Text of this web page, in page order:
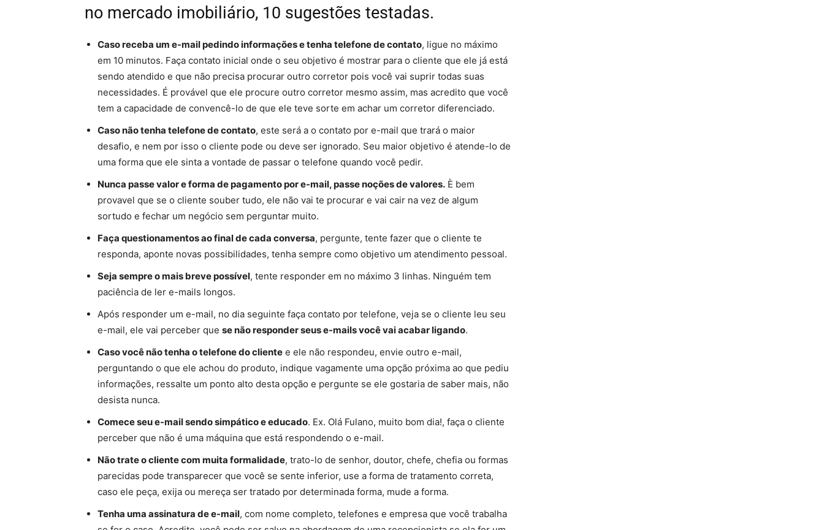
no mercado imobiliário, 10 sugestões testadas.
Caso receba um e-mail pedindo informações e tenha telefone de contato, ligue no máximo
em 10 minutos. Faça contato inicial onde o seu objetivo é mostrar para o cliente que ele já está
sendo atendido e que não precisa procurar outro corretor pois você vai suprir todas suas
necessidades. É provável que ele procure outro corretor mesmo assim, mas acredito que você
tem a capacidade de convencê-lo de que ele teve sorte em achar um corretor diferenciado.
Caso não tenha telefone de contato, este será a o contato por e-mail que trará o maior
desafio, e nem por isso o cliente pode ou deve ser ignorado. Seu maior objetivo é atende-lo de
uma forma que ele sinta a vontade de passar o telefone quando você pedir.
Nunca passe valor e forma de pagamento por e-mail, passe noções de valores. È bem
provavel que se o cliente souber tudo, ele não vai te procurar e vai cair na vez de algum
sortudo e fechar um negócio sem perguntar muito.
Faça questionamentos ao final de cada conversa, pergunte, tente fazer que o cliente te
responda, aponte novas possibilidades, tenha sempre como objetivo um atendimento pessoal.
Seja sempre o mais breve possível, tente responder em no máximo 3 linhas. Ninguém tem
paciência de ler e-mails longos.
Após responder um e-mail, no dia seguinte faça contato por telefone, veja se o cliente leu seu
e-mail, ele vai perceber que se não responder seus e-mails você vai acabar ligando.
Caso você não tenha o telefone do cliente e ele não respondeu, envie outro e-mail,
perguntando o que ele achou do produto, indique vagamente uma opção próxima ao que pediu
informações, ressalte um ponto alto desta opção e pergunte se ele gostaria de saber mais, não
desista nunca.
Comece seu e-mail sendo simpático e educado. Ex. Olá Fulano, muito bom dia!, faça o cliente
perceber que não é uma máquina que está respondendo o e-mail.
Não trate o cliente com muita formalidade, trato-lo de senhor, doutor, chefe, chefia ou formas
parecidas pode transparecer que você se sente inferior, use a forma de tratamento correta,
caso ele peça, exija ou mereça ser tratado por determinada forma, mude a forma.
Tenha uma assinatura de e-mail, com nome completo, telefones e empresa que você trabalha